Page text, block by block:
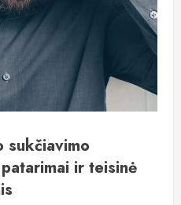
sukčiavimo
ir teisinė